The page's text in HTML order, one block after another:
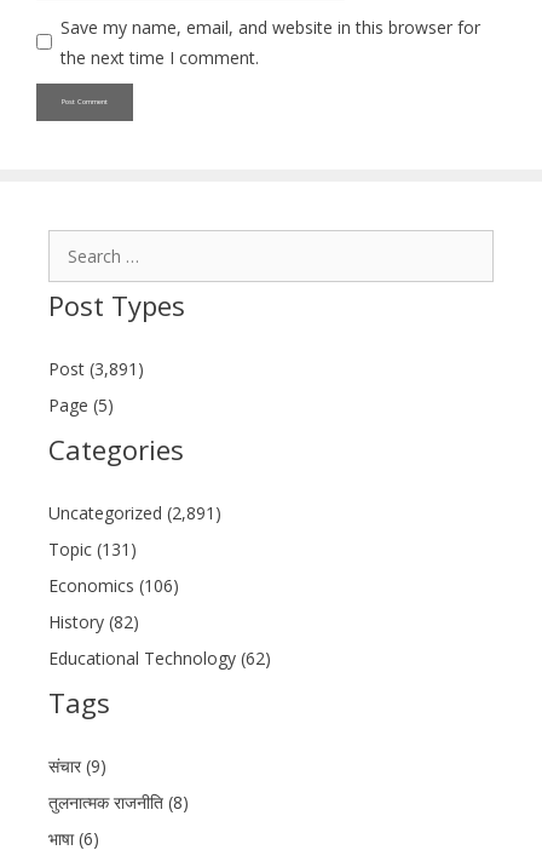
Save my name, email, and website in this browser for
the next time I comment.
Post Types
Post (3,891)
Page (5)
Categories
Uncategorized (2,891)
Topic (131)
Economics (106)
History (82)
Educational Technology (62)
Tags
संचार (9)
तुलनात्मक राजनीति (8)
भाषा (6)